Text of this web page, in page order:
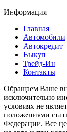
Информация
Главная
Автомобили
Автокредит
Выкуп
Трейд-Ин
Контакты
Обращаем Ваше
исключительно
условиях не
положениями
Федерации. Все